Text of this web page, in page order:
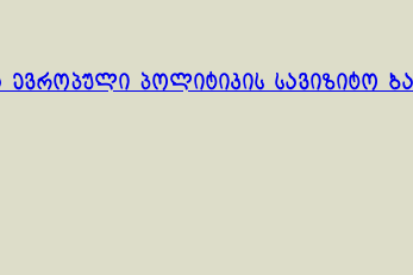
პოლიტიკის სავიზიტო